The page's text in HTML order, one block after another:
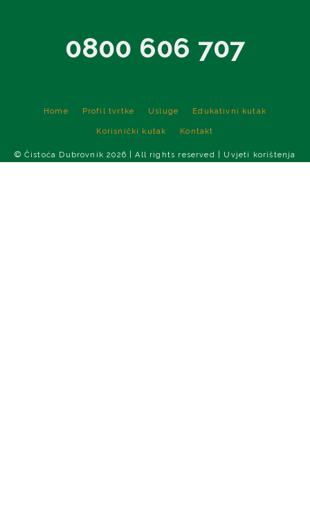
0800 606 707
Home Profil tvrtke Usluge Edukativni kutak
Korisnički kutak Kontakt
© Čistoća Dubrovnik 2026 | All rights reserved | Uvjeti korištenja